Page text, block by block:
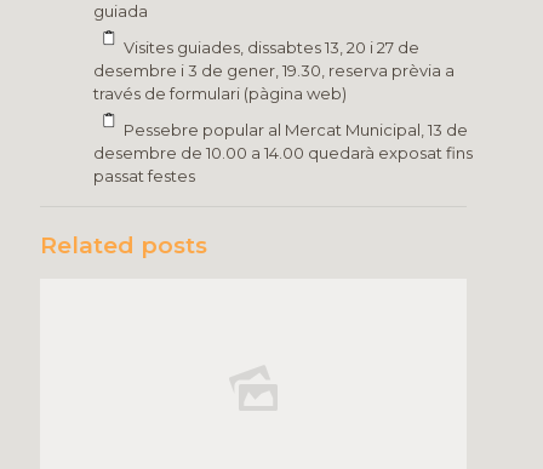
guiada
Visites guiades, dissabtes 13, 20 i 27 de
desembre i 3 de gener, 19.30, reserva prèvia a
través de formulari (pàgina web)
Pessebre popular al Mercat Municipal, 13 de
desembre de 10.00 a 14.00 quedarà exposat fins
passat festes
Related posts